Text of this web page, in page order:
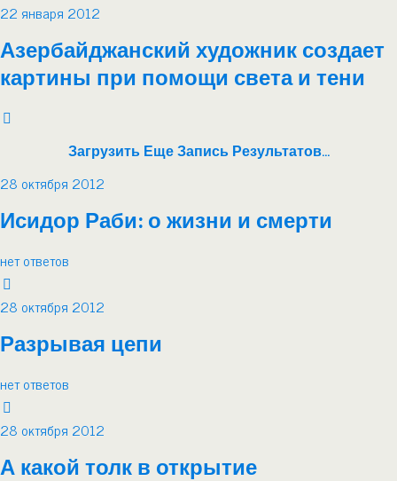
22 января 2012
Азербайджанский художник создает
картины при помощи света и тени
Загрузить Еще Запись Результатов…
28 октября 2012
Исидор Раби: о жизни и смерти
нет ответов
28 октября 2012
Разрывая цепи
нет ответов
28 октября 2012
А какой толк в открытие